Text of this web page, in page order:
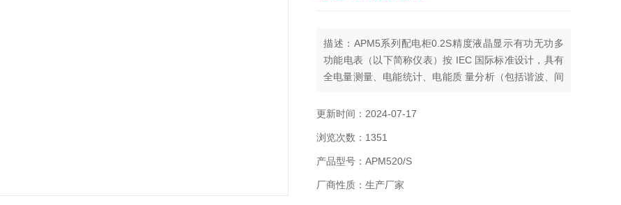
描述：APM5系列配电柜0.2S精度液晶显示有功无功多
功能电表（以下简称仪表）按 IEC 国际标准设计，具有
全电量测量、电能统计、电能质 量分析（包括谐波、间
冲击电流等记录)、事件记录功 能及网络通讯等功能，主
丰富的 DI/DO 模块、AO 模 块、无线通讯模块、漏电测
温模块，可以灵活实现电气回路全电量测量
更新时间：2024-07-17
浏览次数：1351
产品型号：APM520/S
厂商性质：生产厂家